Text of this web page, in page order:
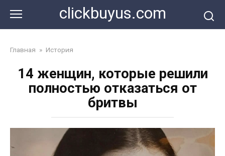
контенту
clickbuyus.com
Главная » История
14 женщин, которые решили
полностью отказаться от
бритвы